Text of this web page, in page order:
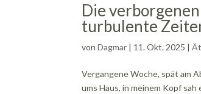
Die
turbulente
vonDagmar 11. Okt. 2025 |
Vergangene Woche, spät am
ums Haus, in meinem Kopf